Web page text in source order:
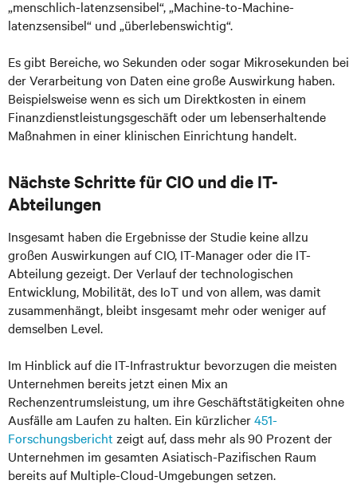
„menschlich-latenzsensibel“, „Machine-to-Machine-
latenzsensibel“ und „überlebenswichtig“.
Es gibt Bereiche, wo Sekunden oder sogar Mikrosekunden bei
der Verarbeitung von Daten eine große Auswirkung haben.
Beispielsweise wenn es sich um Direktkosten in einem
Finanzdienstleistungsgeschäft oder um lebenserhaltende
Maßnahmen in einer klinischen Einrichtung handelt.
Nächste Schritte für CIO und die IT-
Abteilungen
Insgesamt haben die Ergebnisse der Studie keine allzu
großen Auswirkungen auf CIO, IT-Manager oder die IT-
Abteilung gezeigt. Der Verlauf der technologischen
Entwicklung, Mobilität, des IoT und von allem, was damit
zusammenhängt, bleibt insgesamt mehr oder weniger auf
demselben Level.
Im Hinblick auf die IT-Infrastruktur bevorzugen die meisten
Unternehmen bereits jetzt einen Mix an
Rechenzentrumsleistung, um ihre Geschäftstätigkeiten ohne
Ausfälle am Laufen zu halten. Ein kürzlicher451-
Forschungsbericht zeigt auf, dass mehr als 90 Prozent der
Unternehmen im gesamten Asiatisch-Pazifischen Raum
bereits auf Multiple-Cloud-Umgebungen setzen.